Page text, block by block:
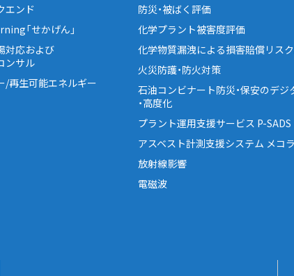
エンド
「せかげん」
対応および
ンサル
/再生可能エネルギー
防災・被ばく評価
化学プラント被害度評価
化学物質漏洩による損害賠償リス
火災防護・防火対策
石油コンビナート防災・保安のデジ
・高度化
プラント運用支援サービス P-SADS
アスベスト計測支援システム メコ
放射線影響
電磁波